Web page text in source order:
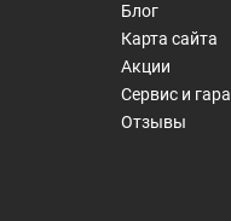
Блог
Карта сайта
Акции
Сервис и
Отзывы